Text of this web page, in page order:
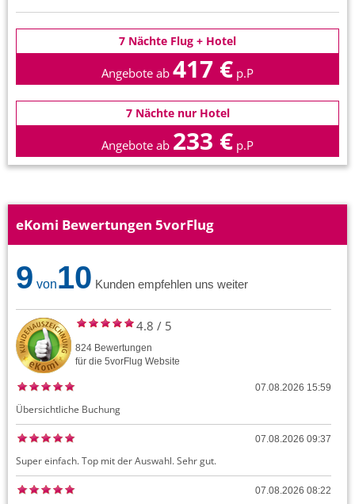
7 Nächte Flug + Hotel
Angebote ab 417 € p.P
7 Nächte nur Hotel
Angebote ab 233 € p.P
eKomi Bewertungen 5vorFlug
9 von10 Kunden empfehlen uns weiter
4.8 / 5
824 Bewertungen
für die 5vorFlug Website
07.08.2026 15:59
Übersichtliche Buchung
07.08.2026 09:37
Super einfach. Top mit der Auswahl. Sehr gut.
07.08.2026 08:22